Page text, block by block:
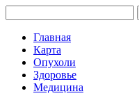
Главная
Карта
Опухоли
Здоровье
Медицина